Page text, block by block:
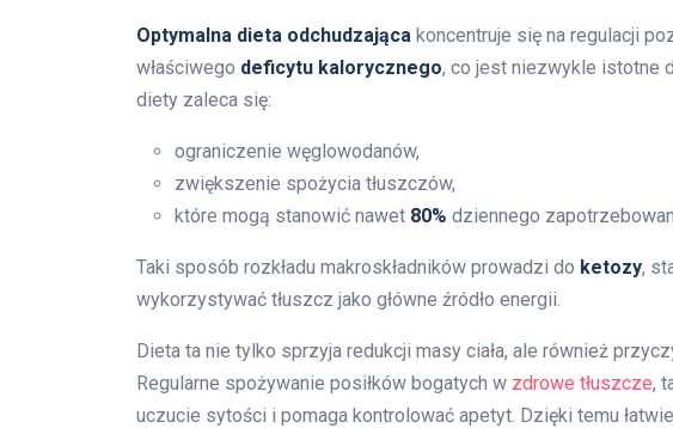
Optymalna dieta odchudzająca koncentruje się na regulacji
właściwego deficytu kalorycznego, co jest niezwykle istotne
diety zaleca się:
ograniczenie węglowodanów,
zwiększenie spożycia tłuszczów,
które mogą stanowić nawet 80% dziennego
Taki sposób rozkładu makroskładników prowadzi do ketozy,
wykorzystywać tłuszcz jako główne źródło energii.
Dieta ta nie tylko sprzyja redukcji masy ciała, ale również
Regularne spożywanie posiłków bogatych w zdrowe tłuszcze,
uczucie sytości i pomaga kontrolować apetyt. Dzięki temu